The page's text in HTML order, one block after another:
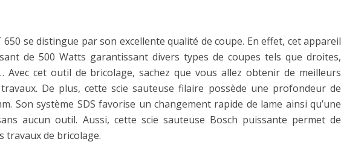
650 se distingue par son excellente qualité de coupe. En effet, cet appareil
de 500 Watts garantissant divers types de coupes tels que droites,
Avec cet outil de bricolage, sachez que vous allez obtenir de meilleurs
De plus, cette scie sauteuse filaire possède une profondeur de
Son système SDS favorise un changement rapide de lame ainsi qu’une
aucun outil. Aussi, cette scie sauteuse Bosch puissante permet de
travaux de bricolage.